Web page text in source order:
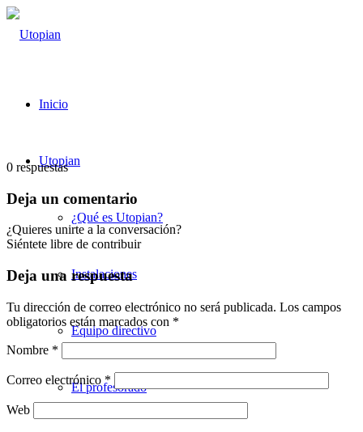
Inicio
Utopian
¿Qué es Utopian?
Instalaciones
Equipo directivo
El profesorado
0 respuestas
Deja un comentario
¿Quieres unirte a la conversación?
Siéntete libre de contribuir
Deja una respuesta
Tu dirección de correo electrónico no será publicada. Los campos
obligatorios están marcados con *
Nombre *
Correo electrónico *
Web